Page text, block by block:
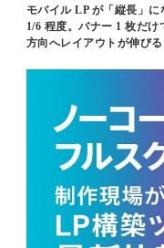
モバイル LP が「縦長」
1/6 程度。バナー 1 枚だ
方向へレイアウトが伸び